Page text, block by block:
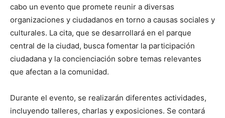
cabo un evento que promete reunir a diversas
organizaciones y ciudadanos en torno a causas sociales y
culturales. La cita, que se desarrollará en el parque
central de la ciudad, busca fomentar la participación
ciudadana y la concienciación sobre temas relevantes
que afectan a la comunidad.
Durante el evento, se realizarán diferentes actividades,
incluyendo talleres, charlas y exposiciones. Se contará